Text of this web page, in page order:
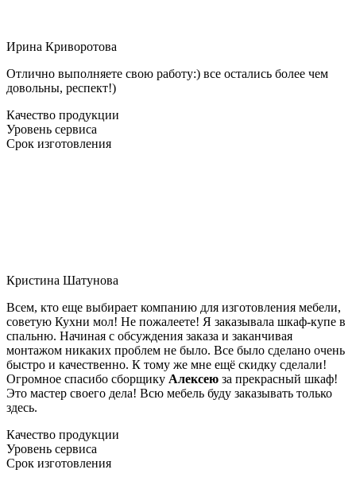
Ирина Криворотова
Отлично выполняете свою работу:) все остались более чем
довольны, респект!)
Качество продукции
Уровень сервиса
Срок изготовления
Кристина Шатунова
Всем, кто еще выбирает компанию для изготовления мебели,
советую Кухни мол! Не пожалеете! Я заказывала шкаф-купе в
спальню. Начиная с обсуждения заказа и заканчивая
монтажом никаких проблем не было. Все было сделано очень
быстро и качественно. К тому же мне ещё скидку сделали!
Огромное спасибо сборщику Алексею за прекрасный шкаф!
Это мастер своего дела! Всю мебель буду заказывать только
здесь.
Качество продукции
Уровень сервиса
Срок изготовления